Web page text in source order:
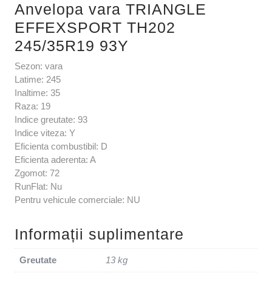
Anvelopa vara TRIANGLE
EFFEXSPORT TH202
245/35R19 93Y
Sezon: vara
Latime: 245
Inaltime: 35
Raza: 19
Indice greutate: 93
Indice viteza: Y
Eficienta combustibil: D
Eficienta aderenta: A
Zgomot: 72
RunFlat: Nu
Pentru vehicule comerciale: NU
Informații suplimentare
Greutate 13 kg